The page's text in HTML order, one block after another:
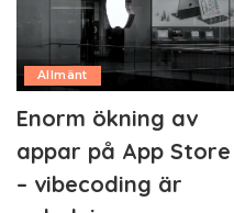
Allmänt
Enorm ökning av
appar på App Store
– vibecoding är